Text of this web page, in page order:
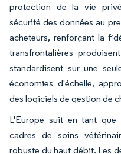
protection de la vie
sécurité des données au
acheteurs, renforçant la
transfrontalières
standardisent sur une
économies d'échelle,
des logiciels de gestion de
L'Europe suit en tant que
cadres de soins
robuste du haut débit. Les